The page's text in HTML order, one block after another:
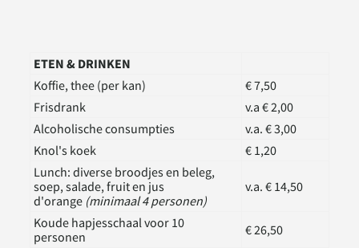
ETEN & DRINKEN
Koffie, thee (per kan)
€ 7,50
Frisdrank
v.a € 2,00
Alcoholische consumpties
v.a. € 3,00
Knol's koek
€ 1,20
Lunch: diverse broodjes en beleg,
soep, salade, fruit en jus
d'orange (minimaal 4 personen)
v.a. € 14,50
Koude hapjesschaal voor 10
personen
€ 26,50